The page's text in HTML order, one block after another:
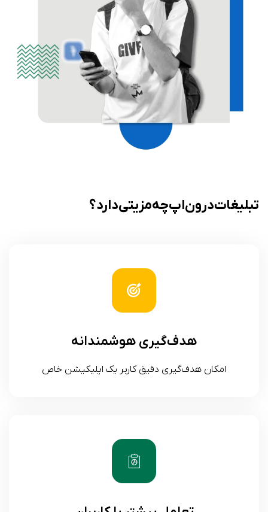
تبلیغات درون اپ چه مزیتی دارد؟
هدف‌گیری هوشمندانه
امکان هدف‌گیری دقیق کاربر یک اپلیکیشن خاص